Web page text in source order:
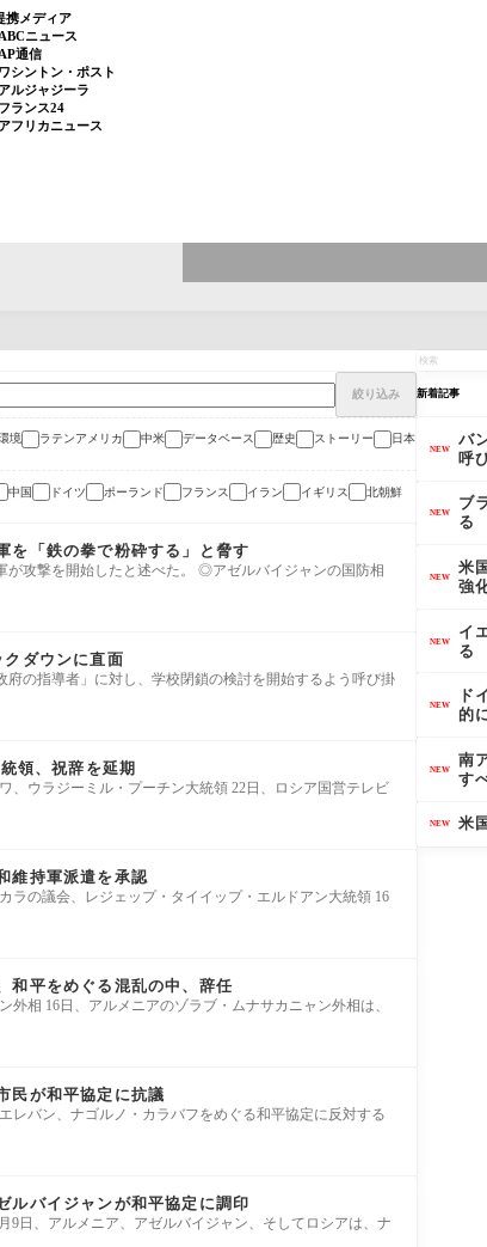
携メディア
ABCニュース
AP通信
ワシントン・ポスト
アルジャジーラ
フランス24
アフリカニュース
絞り込み
境 ラテンアメリカ 中米 データベース 歴史 ストーリー
日本
中国 ドイツ ポーランド フランス イラン イギリス
北朝鮮
を「鉄の拳で粉砕する」と脅す
攻撃を開始したと述べた。 ◎アゼルバイジャンの国防相
ダウンに直面
の指導者」に対し、学校閉鎖の検討を開始するよう呼び掛
領、祝辞を延期
ウラジーミル・プーチン大統領 22日、ロシア国営テレビ
維持軍派遣を承認
ラの議会、レジェップ・タイイップ・エルドアン大統領 16
和平をめぐる混乱の中、辞任
相 16日、アルメニアのゾラブ・ムナサカニャン外相は、
民が和平協定に抗議
レバン、ナゴルノ・カラバフをめぐる和平協定に反対する
ルバイジャンが和平協定に調印
9日、アルメニア、アゼルバイジャン、そしてロシアは、ナ
新着記事
NEW
バ
呼
NEW
ブ
る
NEW
米
強
NEW
イ
る
NEW
ド
的
NEW
南
す
NEW 米